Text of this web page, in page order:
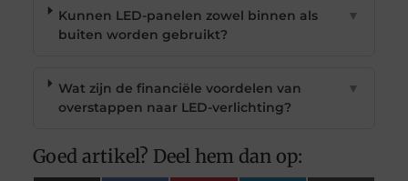
Kunnen LED-panelen zowel binnen als
buiten worden gebruikt?
▼
Wat zijn de financiële voordelen van
overstappen naar LED-verlichting?
▼
Goed artikel? Deel hem dan op: